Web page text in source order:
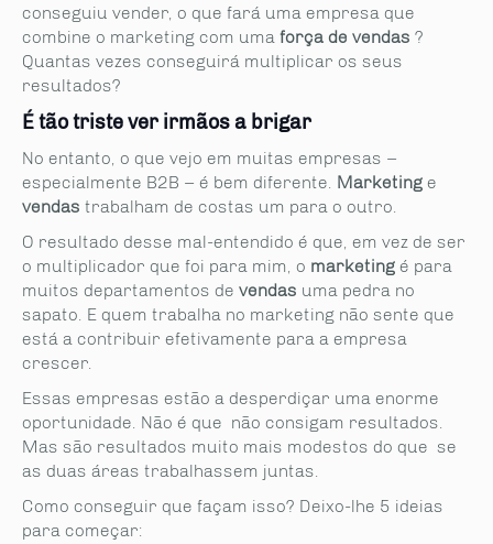
conseguiu vender, o que fará uma empresa que
combine o marketing com uma força de vendas ?
Quantas vezes conseguirá multiplicar os seus
resultados?
É tão triste ver irmãos a brigar
No entanto, o que vejo em muitas empresas –
especialmente B2B – é bem diferente. Marketing e
vendas trabalham de costas um para o outro.
O resultado desse mal-entendido é que, em vez de ser
o multiplicador que foi para mim, o marketing é para
muitos departamentos de vendas uma pedra no
sapato. E quem trabalha no marketing não sente que
está a contribuir efetivamente para a empresa
crescer.
Essas empresas estão a desperdiçar uma enorme
oportunidade. Não é que não consigam resultados.
Mas são resultados muito mais modestos do que se
as duas áreas trabalhassem juntas.
Como conseguir que façam isso? Deixo-lhe 5 ideias
para começar: